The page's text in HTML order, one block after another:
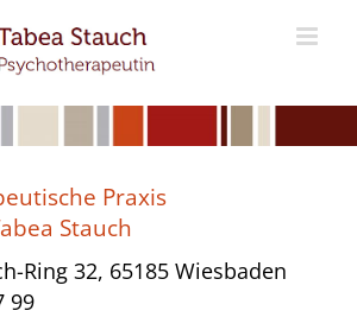
Praxis
Stauch
Ring 32, 65185 Wiesbaden
99